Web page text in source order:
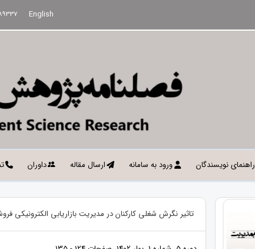
English
راهنمای نویسندگان ورود به سامانه ارسال مقاله داوران
تاثیر نگرش شغلی کارکنان در مدیریت بازاریابی الکترونیکی